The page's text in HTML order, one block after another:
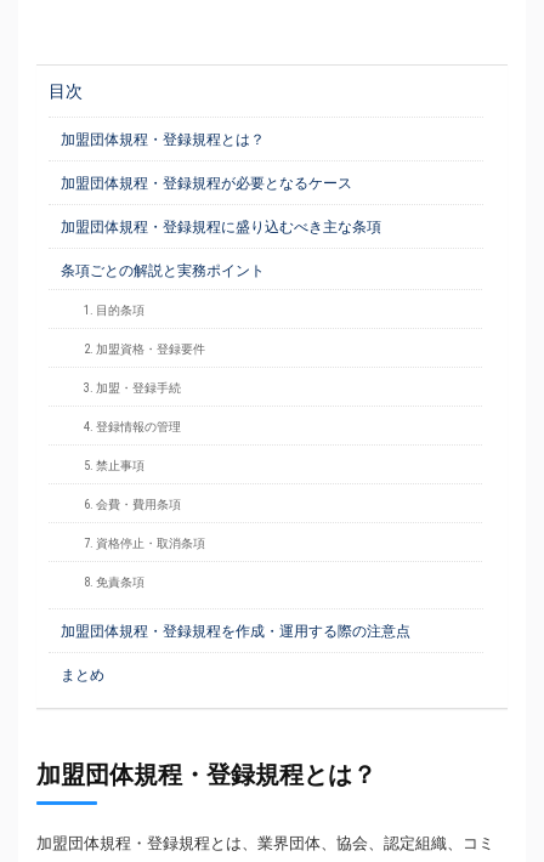
目次
加盟団体規程・登録規程とは？
加盟団体規程・登録規程が必要となるケース
加盟団体規程・登録規程に盛り込むべき主な条項
条項ごとの解説と実務ポイント
1. 目的条項
2. 加盟資格・登録要件
3. 加盟・登録手続
4. 登録情報の管理
5. 禁止事項
6. 会費・費用条項
7. 資格停止・取消条項
8. 免責条項
加盟団体規程・登録規程を作成・運用する際の注意点
まとめ
加盟団体規程・登録規程とは？
加盟団体規程・登録規程とは、業界団体、協会、認定組織、コミ